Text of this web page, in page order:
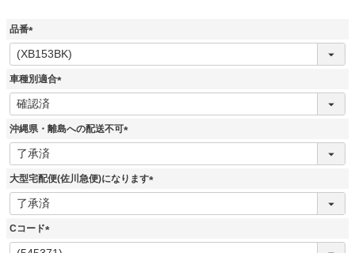
品番
(
必
須
車種別適合
(
須
沖縄県・離島への配送不可
(
須
大型宅配便(佐川急便)になります
(
Cコード
(